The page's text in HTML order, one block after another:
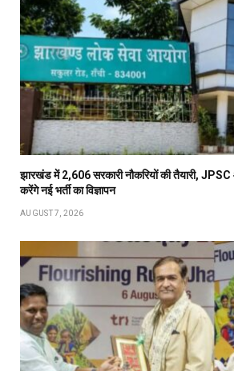
झारखंड में 2,606 सरकारी नौकरियों की तैयारी,
करेंगे नई भर्ती का विज्ञापन
AUGUST 7, 2026